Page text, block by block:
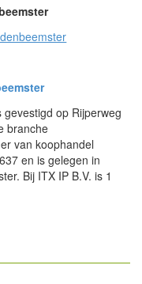
op Rijperweg
branche
van koophandel
en is gelegen in
Bij ITX IP B.V. is 1